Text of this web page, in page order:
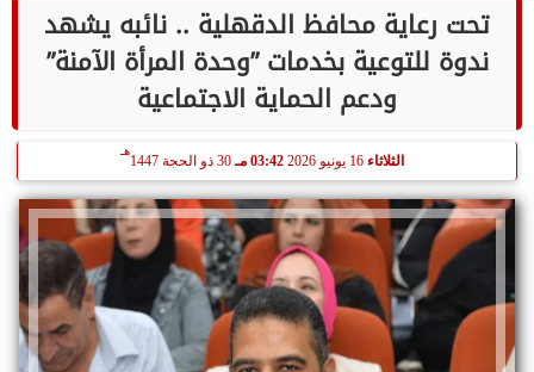
تحت رعاية محافظ الدقهلية .. نائبه يشهد
ندوة للتوعية بخدمات ”وحدة المرأة الآمنة”
ودعم الحماية الاجتماعية
الثلاثاء 03:42 مـ 30 ذو الحجة 1447
هـ